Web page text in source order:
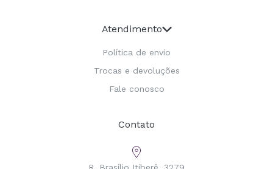
Atendimento
Política de envio
Trocas e devoluções
Fale conosco
Contato